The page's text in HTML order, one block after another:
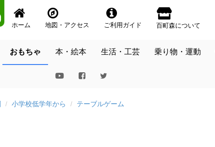
ホーム 地図・アクセス ご利用ガイド 百町森について
おもちゃ 本・絵本 生活・工芸 乗り物・運動
小学校低学年から テーブルゲーム